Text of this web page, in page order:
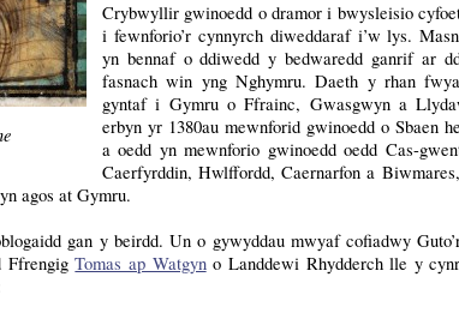
Crybwyllir gwinoedd o dramor i bwysleisio
i fewnforio’r cynnyrch diweddaraf i’w lys.
yn bennaf o ddiwedd y bedwaredd ganrif ar
fasnach win yng Nghymru. Daeth y rhan
gyntaf i Gymru o Ffrainc, Gwasgwyn a
erbyn yr 1380au mewnforid gwinoedd o Sbaen
a oedd yn mewnforio gwinoedd oedd Cas-
Caerfyrddin, Hwlffordd, Caernarfon a
agos at Gymru.
gan y beirdd. Un o gywyddau mwyaf cofiadwy
FfrengigTomas ap Watgyno Landdewi Rhydderch lle y